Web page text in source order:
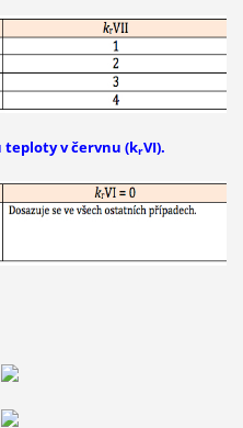
v červnu (krVI).